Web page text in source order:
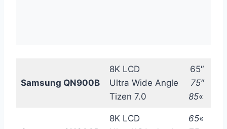
Samsung QN900B
8K LCD
Ultra Wide Angle
Tizen 7.0
65″
75″
85«
8K LCD
65«